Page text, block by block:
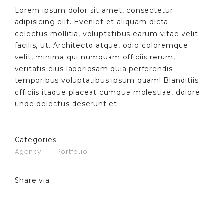
Lorem ipsum dolor sit amet, consectetur
adipisicing elit. Eveniet et aliquam dicta
delectus mollitia, voluptatibus earum vitae velit
facilis, ut. Architecto atque, odio doloremque
velit, minima qui numquam officiis rerum,
veritatis eius laboriosam quia perferendis
temporibus voluptatibus ipsum quam! Blanditiis
officiis itaque placeat cumque molestiae, dolore
unde delectus deserunt et.
Categories
Agency Portfolio
Share via